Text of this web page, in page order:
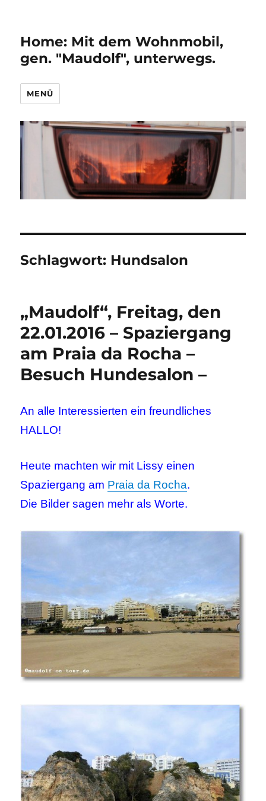
Home: Mit dem Wohnmobil,
gen. "Maudolf", unterwegs.
MENÜ
Schlagwort: Hundsalon
„Maudolf“, Freitag, den
22.01.2016 – Spaziergang
am Praia da Rocha –
Besuch Hundesalon –
An alle Interessierten ein freundliches
HALLO!
Heute machten wir mit Lissy einen
Spaziergang am Praia da Rocha.
Die Bilder sagen mehr als Worte.